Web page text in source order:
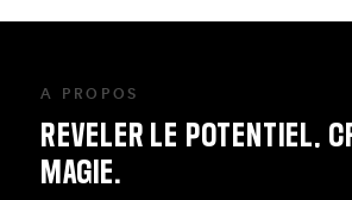
A PROPOS
REVELER LE POTENTIEL,
MAGIE.